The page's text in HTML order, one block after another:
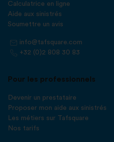
Calculatrice en ligne
Aide aux sinistrés
Soumettre un avis
info@tafsquare.com
+32 (0)2 808 30 83
Pour les professionnels
Devenir un prestataire
Proposer mon aide aux sinistrés
Les métiers sur Tafsquare
Nos tarifs